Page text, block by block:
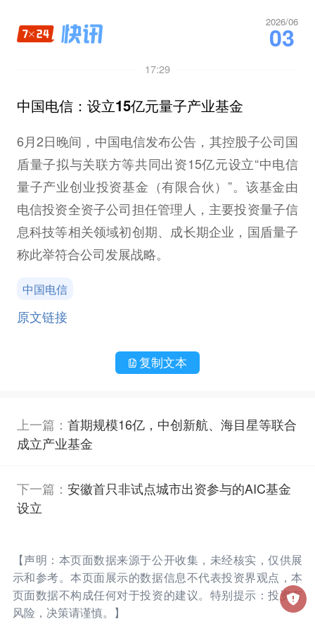
2026/06
03
17:29
中国电信：设立15亿元量子产业基金
6月2日晚间，中国电信发布公告，其控股子公司国
盾量子拟与关联方等共同出资15亿元设立“中电信
量子产业创业投资基金（有限合伙）”。该基金由
电信投资全资子公司担任管理人，主要投资量子信
息科技等相关领域初创期、成长期企业，国盾量子
称此举符合公司发展战略。
中国电信
原文链接
复制文本
上一篇： 首期规模16亿，中创新航、海目星等联合
成立产业基金
下一篇： 安徽首只非试点城市出资参与的AIC基金
设立
【声明：本页面数据来源于公开收集，未经核实，仅供展
示和参考。本页面展示的数据信息不代表投资界观点，本
页面数据不构成任何对于投资的建议。特别提示：投资有
风险，决策请谨慎。】